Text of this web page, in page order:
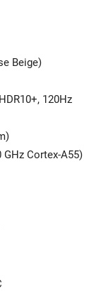
Beige)
120Hz
GHz Cortex-A55)